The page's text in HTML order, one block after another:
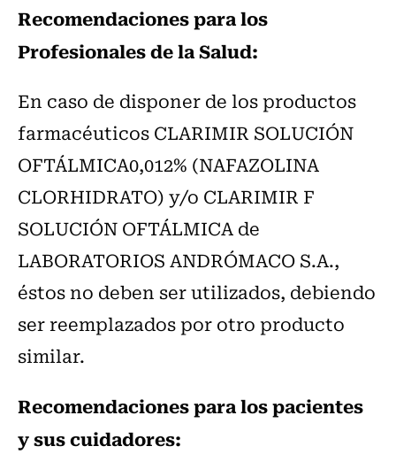
Recomendaciones para los
Profesionales de la Salud:
En caso de disponer de los productos
farmacéuticos CLARIMIR SOLUCIÓN
OFTÁLMICA0,012% (NAFAZOLINA
CLORHIDRATO) y/o CLARIMIR F
SOLUCIÓN OFTÁLMICA de
LABORATORIOS ANDRÓMACO S.A.,
éstos no deben ser utilizados, debiendo
ser reemplazados por otro producto
similar.
Recomendaciones para los pacientes
y sus cuidadores: